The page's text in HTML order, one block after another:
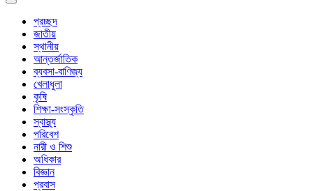
Toggle
navigation
প্রচ্ছদ
জাতীয়
স্থানীয়
আন্তর্জাতিক
ব্যবসা-বাণিজ্য
খেলাধুলা
কৃষি
শিক্ষা-সংস্কৃতি
স্বাস্থ্য
পরিবেশ
নারী ও শিশু
অধিকার
বিজ্ঞান
প্রবাস